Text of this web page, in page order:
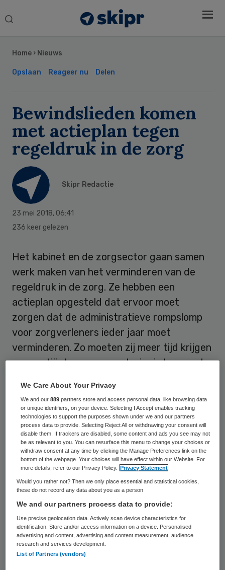
Search
Home › Nieuws
Opslaan Reageer nu Delen
Bewindslieden komen
met actieplan tegen
regeldruk in de zorg
Skipr Redactie
23 mei 2018, 06:41
236 keer gelezen
Het kabinet en de zorgsector gaan samen
werk maken van het verminderen van de
regeldruk in de zorg. Ze hebben een
actieplan opgesteld dat ervoor moet
zorgen dat de administratieve rompslomp
voor zorgverleners ieder jaar moet
verminderen. Zo moeten zij meer tijd krijgen
voor patiënten en meer plezier in hun werk,
voor een baan in de zorg te kiezen.
Ministers Hugo de Jonge en Bruno Bruins
en staatssecretaris Paul Blokhuis (VWS)
hebben hetactieplan‘(Ont)Regel de zorg’
woensdag gepresenteerd. Zij nemen de
naam over van het initiatief van de
organisatie van zorgprofessionals VvAA en
actiecomité Het Roer moet om, dat zich
sinds begin vorig jaar richt op het
terugdringen van overbodige administratie
en registratie in de zorg.
Sidebar
We Care About Your Privacy
We and our889 partners store and access personal data, like browsing data
or unique identifiers, on your device. Selecting I Accept enables tracking
technologies to support the purposes shown under we and our partners
process data to provide. Selecting Reject All or withdrawing your consent will
disable them. If trackers are disabled, some content and ads you see may not
be as relevant to you. You can resurface this menu to change your choices or
withdraw consent at any time by clicking the Manage Preferences link on the
bottom of the webpage. Your choices will have effect within our Website. For
more details, refer to our Privacy Policy.
Privacy Statement
Would you rather not? Then we only place essential and statistical cookies,
these do not record any data about you as a person
We and our partners process data to provide:
Use precise geolocation data. Actively scan device characteristics for
identification. Store and/or access information on a device. Personalised
advertising and content, advertising and content measurement, audience
research and services development.
List of Partners (vendors)